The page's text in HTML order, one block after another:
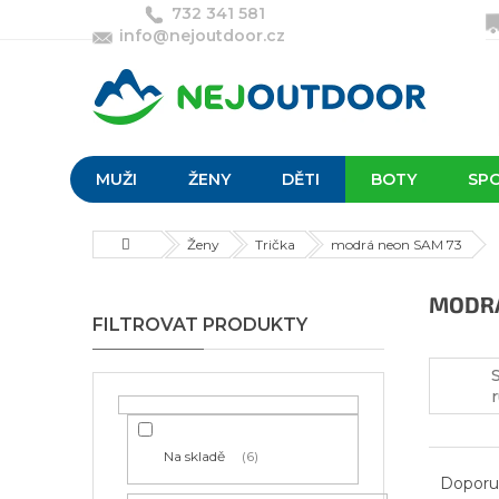
732 341 581
info@nejoutdoor.cz
MUŽI ŽENY DĚTI BOTY
DomůŽeny Trička modrá neon SAM 73
o
s
t
Na skladě 6